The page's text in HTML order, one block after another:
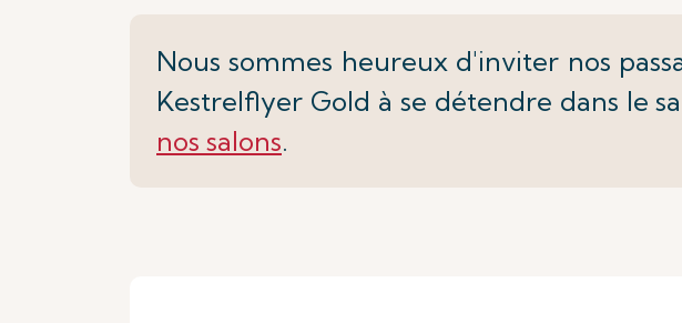
Nous sommes heureux d'inviter nos
Kestrelflyer Gold à se détendre dans le
nos salons.